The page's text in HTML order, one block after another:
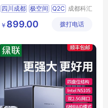
家庭个人云网盘 网络硬盘存
储服务器
四川成都 极空间 Q2C
私有云
成都科汇
公司
￥ 899.00 拨打电话